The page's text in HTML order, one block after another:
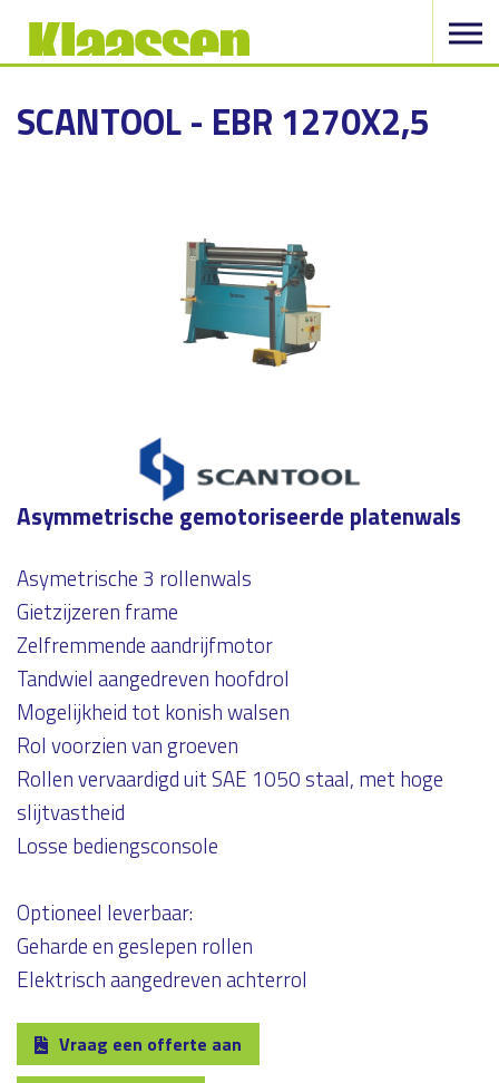
SCANTOOL - EBR 1270X2,5
Asymmetrische gemotoriseerde platenwals
Asymetrische 3 rollenwals
Gietzijzeren frame
Zelfremmende aandrijfmotor
Tandwiel aangedreven hoofdrol
Mogelijkheid tot konish walsen
Rol voorzien van groeven
Rollen vervaardigd uit SAE 1050 staal, met hoge
slijtvastheid
Losse bediengsconsole
Optioneel leverbaar:
Geharde en geslepen rollen
Elektrisch aangedreven achterrol
Vraag een offerte aan